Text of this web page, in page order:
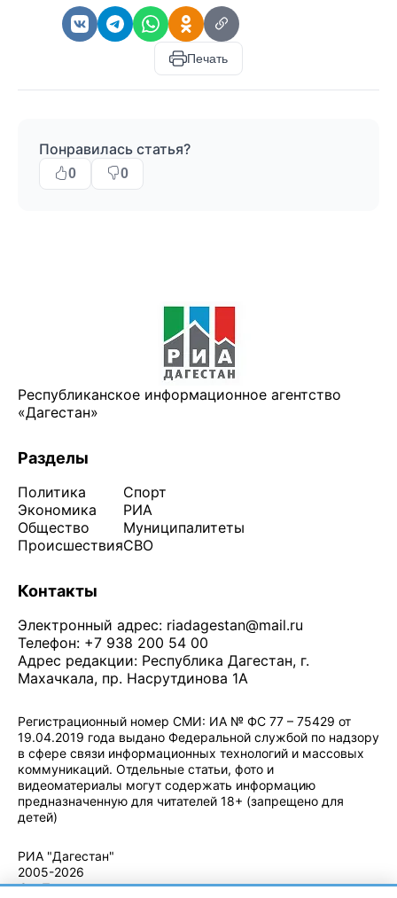
Печать
Понравилась статья?
0 0
Республиканское информационное агентство
«Дагестан»
Разделы
Политика
Экономика
Общество
Происшествия
Спорт
РИА
Муниципалитеты
СВО
Контакты
Электронный адрес: riadagestan@mail.ru
Телефон: +7 938 200 54 00
Адрес редакции: Республика Дагестан, г.
Махачкала, пр. Насрутдинова 1А
Регистрационный номер СМИ: ИА № ФС 77 – 75429 от
19.04.2019 года выдано Федеральной службой по надзору
в сфере связи информационных технологий и массовых
коммуникаций. Отдельные статьи, фото и
видеоматериалы могут содержать информацию
предназначенную для читателей 18+ (запрещено для
детей)
РИА "Дагестан"
2005-2026
© - Правила